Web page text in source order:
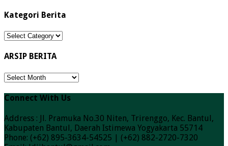
Kategori Berita
Kategori
ARSIP BERITA
ARSIP
Connect With Us
Address : Jl. Pramuka No.30 Niten, Trirenggo, Kec. Bantul,
Kabupaten Bantul, Daerah Istimewa Yogyakarta 55714
Phone: (+62) 895-3634-54525 | (+62) 882-2720-7320